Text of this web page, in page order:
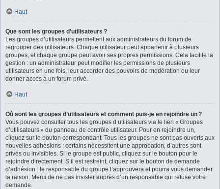
Haut
Que sont les groupes d’utilisateurs ?
Les groupes d’utilisateurs permettent aux administrateurs du forum de
regrouper des utilisateurs. Chaque utilisateur peut appartenir à plusieurs
groupes, et chaque groupe peut avoir ses propres permissions. Cela facilite la
gestion : un administrateur peut modifier les permissions de plusieurs
utilisateurs en une fois, leur accorder des pouvoirs de modération ou leur
donner accès à un forum privé.
Haut
Où sont les groupes d’utilisateurs et comment puis-je en rejoindre un ?
Vous pouvez consulter tous les groupes d’utilisateurs via le lien « Groupes
d’utilisateurs » du panneau de contrôle utilisateur. Pour en rejoindre un,
cliquez sur le bouton correspondant. Tous les groupes ne sont pas ouverts aux
nouvelles adhésions : certains nécessitent une approbation, d’autres sont
privés ou invisibles. Si le groupe est public, cliquez sur le bouton pour le
rejoindre directement. S’il est restreint, cliquez sur le bouton de demande
d’adhésion : le responsable du groupe l’approuvera et pourra vous demander
la raison. Merci de ne pas insister auprès d’un responsable qui refuse votre
demande.